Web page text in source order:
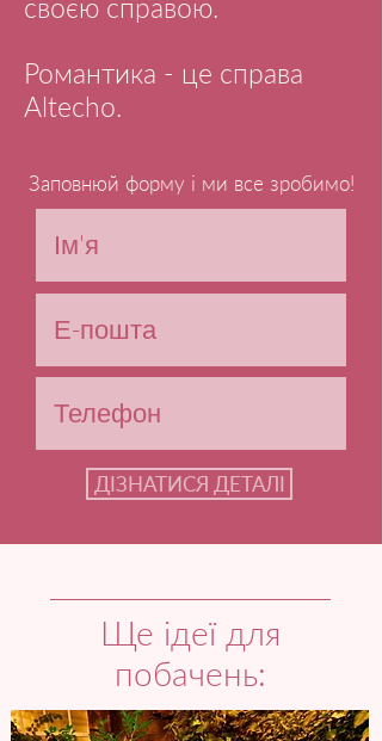
Романтика - це справа
Altecho.
Заповнюй форму і ми все зробимо!
ДІЗНАТИСЯ ДЕТАЛІ
Ще ідеї для
побачень: